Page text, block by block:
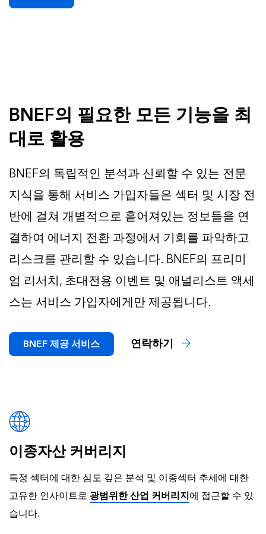
BNEF의 필요한 모든 기능을 최
대로 활용
BNEF의 독립적인 분석과 신뢰할 수 있는 전문
지식을 통해 서비스 가입자들은 섹터 및 시장 전
반에 걸쳐 개별적으로 흩어져있는 정보들을 연
결하여 에너지 전환 과정에서 기회를 파악하고
리스크를 관리할 수 있습니다. BNEF의 프리미
엄 리서치, 초대전용 이벤트 및 애널리스트 액세
스는 서비스 가입자에게만 제공됩니다.
BNEF 제공 서비스 연락하기
이종자산 커버리지
특정 섹터에 대한 심도 깊은 분석 및 이종섹터 추세에 대한
고유한 인사이트로 광범위한 산업 커버리지에 접근할 수 있
습니다.